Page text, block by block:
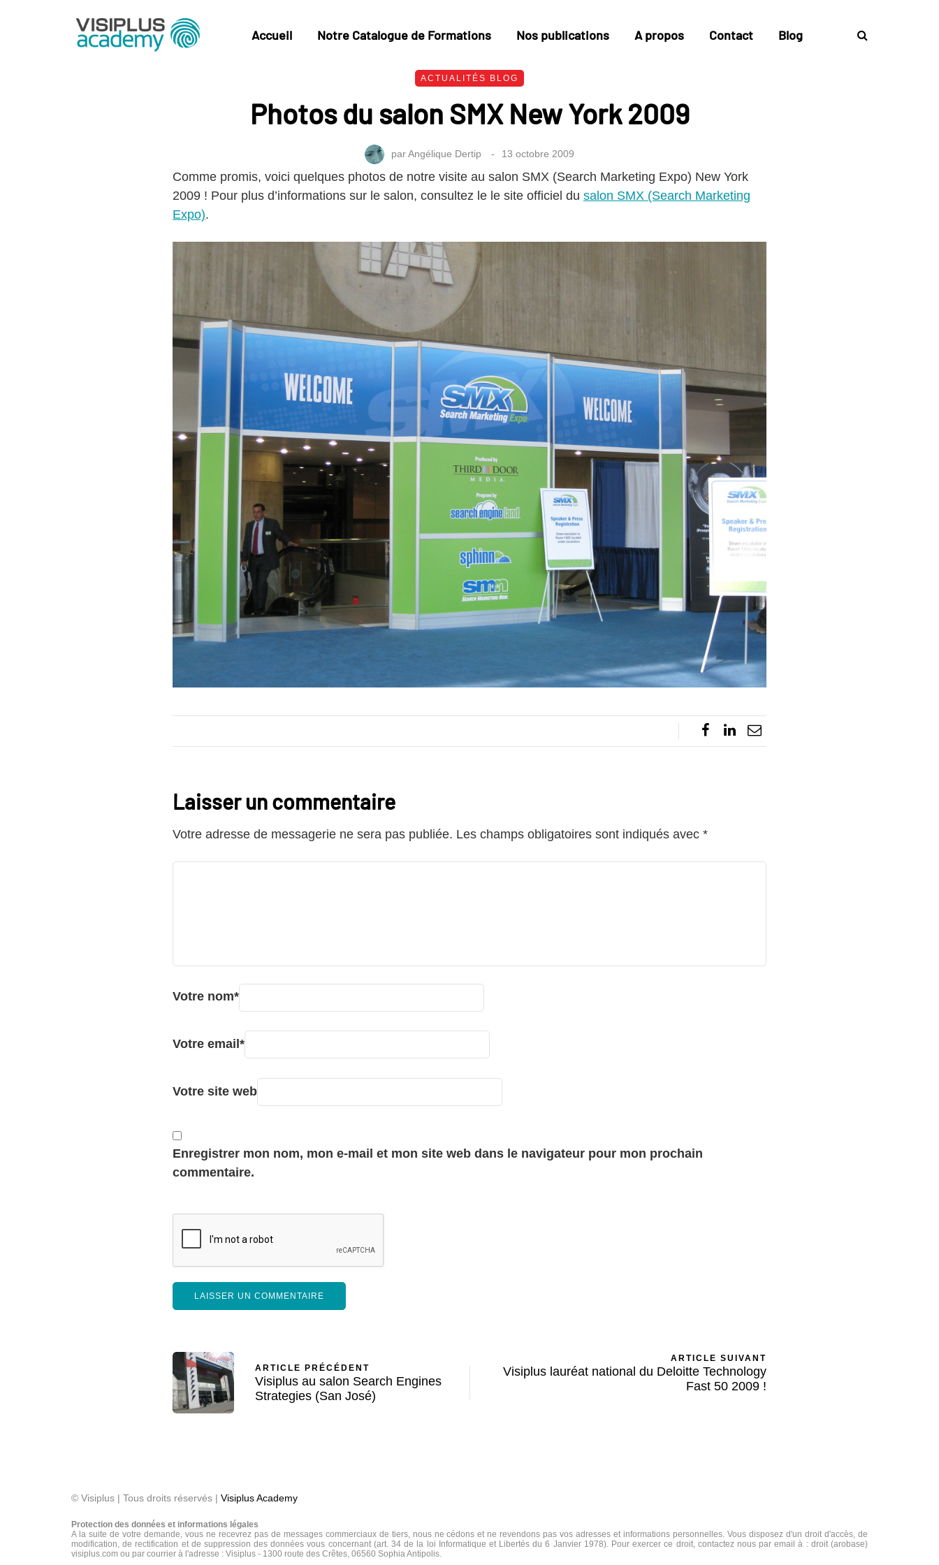
Accueil Notre Catalogue de Formations Nos publications A propos Contact Blog
ACTUALITÉS BLOG
Photos du salon SMX New York 2009
parAngélique Dertip 13 octobre 2009
Comme promis, voici quelques photos de notre visite au salon SMX (Search Marketing Expo) New York
2009 ! Pour plus d’informations sur le salon, consultez le le site officiel du salon SMX (Search Marketing
Expo).
Laisser un commentaire
Votre adresse de messagerie ne sera pas publiée. Les champs obligatoires sont indiqués avec *
Votre nom*
Votre email *
Votre site web
Enregistrer mon nom, mon e-mail et mon site web dans le navigateur pour mon prochain
commentaire.
ARTICLE PRÉCÉDENT
Visiplus au salon Search Engines
Strategies (San José)
ARTICLE SUIVANT
Visiplus lauréat national du Deloitte Technology
Fast 50 2009 !
© Visiplus | Tous droits réservés | Visiplus Academy
Protection des données et informations légales
A la suite de votre demande, vous ne recevrez pas de messages commerciaux de tiers, nous ne cédons et ne revendons pas vos adresses et informations personnelles. Vous disposez d'un droit d'accès, de
modification, de rectification et de suppression des données vous concernant (art. 34 de la loi Informatique et Libertés du 6 Janvier 1978). Pour exercer ce droit, contactez nous par email à : droit (arobase)
visiplus.com ou par courrier à l'adresse : Visiplus - 1300 route des Crêtes, 06560 Sophia Antipolis.